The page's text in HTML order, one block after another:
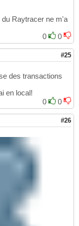
du Raytracer ne m'a
0
0
#25
des transactions
en local!
0
0
#26